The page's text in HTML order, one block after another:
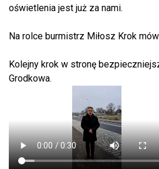
oświetlenia jest już za nami.
Na rolce burmistrz Miłosz Krok
Kolejny krok w stronę
Grodkowa.